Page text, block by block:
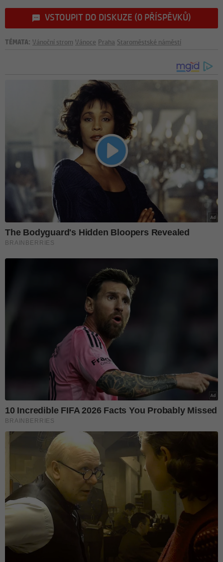
VSTOUPIT DO DISKUZE (0 PŘÍSPĚVKŮ)
TÉMATA: Vánoční strom Vánoce Praha Staroměstské náměstí